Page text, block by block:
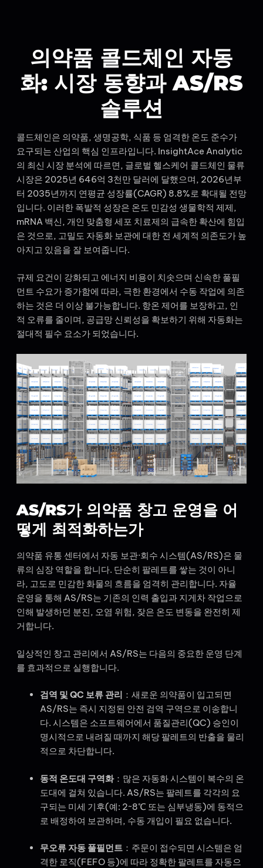
의약품 콜드체인 자동
화: 시장 동향과 AS/RS
솔루션
콜드체인은 의약품, 생명공학, 식품 등 엄격한 온도 준수가
요구되는 산업의 핵심 인프라입니다. InsightAce Analytic
의 최신 시장 분석에 따르면, 글로벌 헬스케어 콜드체인 물류
시장은 2025년 646억 3천만 달러에 달했으며, 2026년부
터 2035년까지 연평균 성장률(CAGR) 8.8%로 확대될 전망
입니다. 이러한 폭발적 성장은 온도 민감성 생물학적 제제,
mRNA 백신, 개인 맞춤형 세포 치료제의 급속한 확산에 힘입
은 것으로, 고밀도 자동화 보관에 대한 전 세계적 의존도가 높
아지고 있음을 잘 보여줍니다.
규제 요건이 강화되고 에너지 비용이 치솟으며 신속한 풀필
먼트 수요가 증가함에 따라, 극한 환경에서 수동 작업에 의존
하는 것은 더 이상 불가능합니다. 항온 제어를 보장하고, 인
적 오류를 줄이며, 공급망 신뢰성을 확보하기 위해 자동화는
절대적 필수 요소가 되었습니다.
AS/RS가 의약품 창고 운영을 어
떻게 최적화하는가
의약품 유통 센터에서 자동 보관·회수 시스템(AS/RS)은 물
류의 심장 역할을 합니다. 단순히 팔레트를 쌓는 것이 아니
라, 고도로 민감한 화물의 흐름을 엄격히 관리합니다. 자율
운영을 통해 AS/RS는 기존의 인력 출입과 지게차 작업으로
인해 발생하던 분진, 오염 위험, 잦은 온도 변동을 완전히 제
거합니다.
일상적인 창고 관리에서 AS/RS는 다음의 중요한 운영 단계
를 효과적으로 실행합니다.
검역 및 QC 보류 관리 ：새로운 의약품이 입고되면
AS/RS는 즉시 지정된 안전 검역 구역으로 이송합니
다. 시스템은 소프트웨어에서 품질관리(QC) 승인이
명시적으로 내려질 때까지 해당 팔레트의 반출을 물리
적으로 차단합니다.
동적 온도대 구역화：많은 자동화 시스템이 복수의 온
도대에 걸쳐 있습니다. AS/RS는 팔레트를 각각의 요
구되는 미세 기후(예: 2~8℃ 또는 심부냉동)에 동적으
로 배정하여 보관하며, 수동 개입이 필요 없습니다.
무오류 자동 풀필먼트 ：주문이 접수되면 시스템은 엄
격한 로직(FEFO 등)에 따라 정확한 팔레트를 자동으